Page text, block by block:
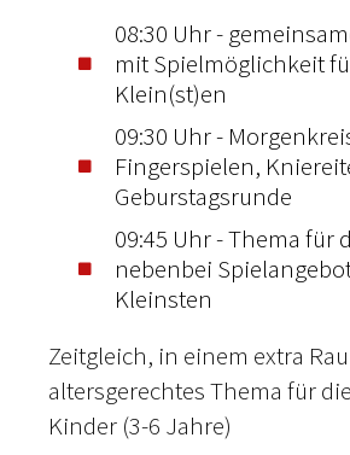
08:30 Uhr -
mit Spielmöglichkeit
Klein(st)en
09:30 Uhr -
Fingerspielen,
Geburstagsrunde
09:45 Uhr - Thema für
nebenbei
Kleinsten
Zeitgleich, in einem extra
altersgerechtes Thema für
Kinder (3-6 Jahre)